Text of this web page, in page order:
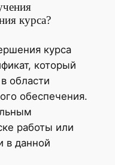
курса?
курса
который
области
обеспечения.
работы или
в данной